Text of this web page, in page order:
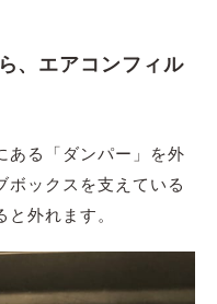
、エアコンフィル
ある「ダンパー」を外
ボックスを支えている
外れます。